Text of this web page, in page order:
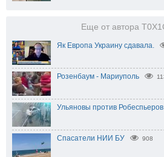
Еще от автора
Як Европа Украину сдавала.
Розенбаум - Мариуполь
Ульяновы против Робеспьеров
Спасатели НИИ БУ 908